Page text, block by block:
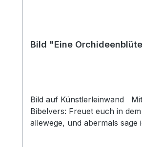
Bild "Eine
Bild auf Künstlerleinwand Mit dem
Bibelvers: Freuet euch in
allewege, und abermals sage